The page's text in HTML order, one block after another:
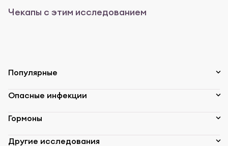
Чекапы с этим исследованием
Популярные
Опасные инфекции
Гормоны
Другие исследования